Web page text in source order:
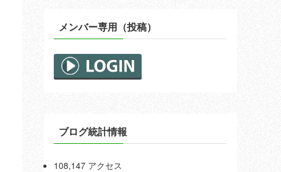
メンバー専用（投稿）
ブログ統計情報
108,147 アクセス